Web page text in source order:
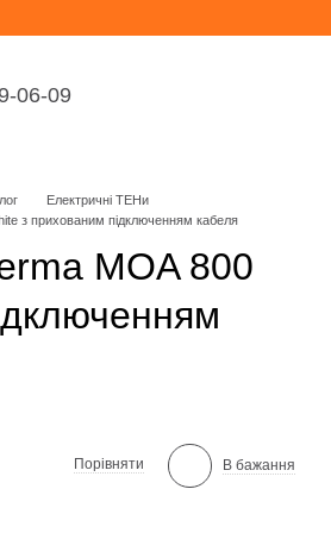
06-09
Електричні ТЕНи
з прихованим підключенням кабеля
MOA 800
Порівняти В бажання